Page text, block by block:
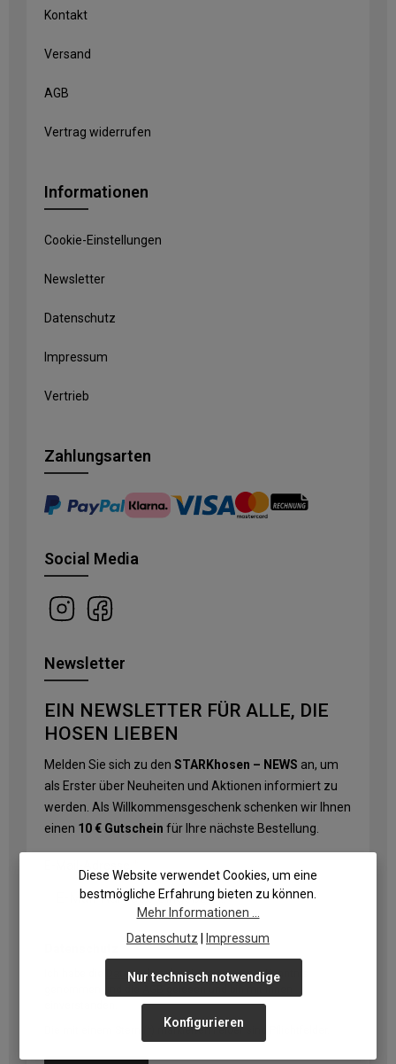
Kontakt
Versand
AGB
Vertrag widerrufen
Informationen
Cookie-Einstellungen
Newsletter
Datenschutz
Impressum
Vertrieb
Zahlungsarten
Social Media
Newsletter
EIN NEWSLETTER FÜR ALLE, DIE
HOSEN LIEBEN
Melden Sie sich zu den STARKhosen – NEWS an, um
als Erster über Neuheiten und Aktionen informiert zu
werden. Als Willkommensgeschenk schenken wir Ihnen
einen 10 € Gutschein für Ihre nächste Bestellung.
Datenschutzbestimmungenzur Kenntnis
Die mit einem Stern (*) markierten Felder sind Pflichtfelder.
Diese Website verwendet Cookies, um eine
bestmögliche Erfahrung bieten zu können.
Mehr Informationen ...
Datenschutz
Impressum
Nur technisch notwendige
Konfigurieren